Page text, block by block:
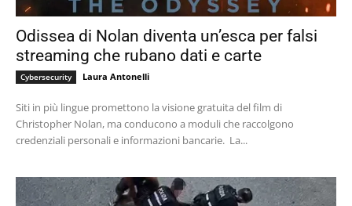
Odissea di Nolan diventa un’esca per falsi
streaming che rubano dati e carte
Cybersecurity Laura Antonelli
Siti in più lingue promettono la visione gratuita del film di
Christopher Nolan, ma conducono a moduli che raccolgono
credenziali personali e informazioni bancarie. La...